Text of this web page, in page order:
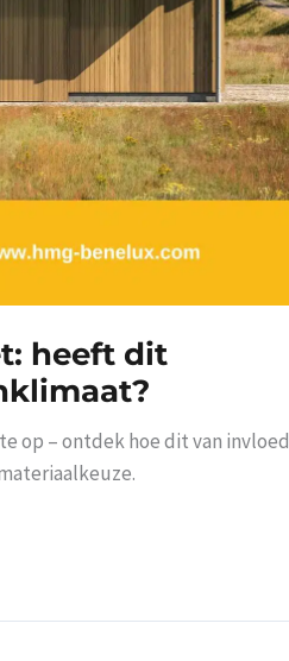
heeft dit
op – ontdek hoe dit van invloed